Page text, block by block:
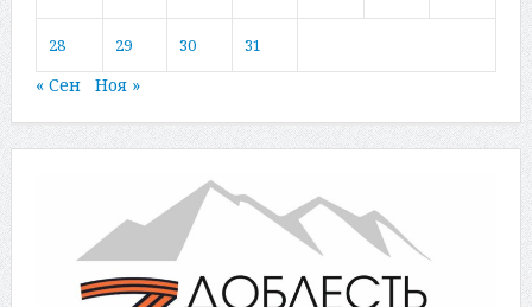
28 29 30 31
« Сен Ноя »